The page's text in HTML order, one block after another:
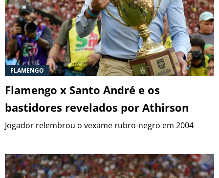
FLAMENGO
Flamengo x Santo André e os
bastidores revelados por Athirson
Jogador relembrou o vexame rubro-negro em 2004